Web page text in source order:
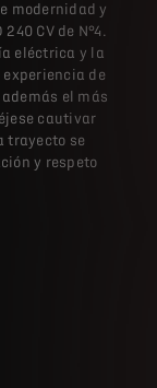
modernidad y
CV de N°4.
eléctrica y la
de
el más
cautivar
trayecto se
y respeto